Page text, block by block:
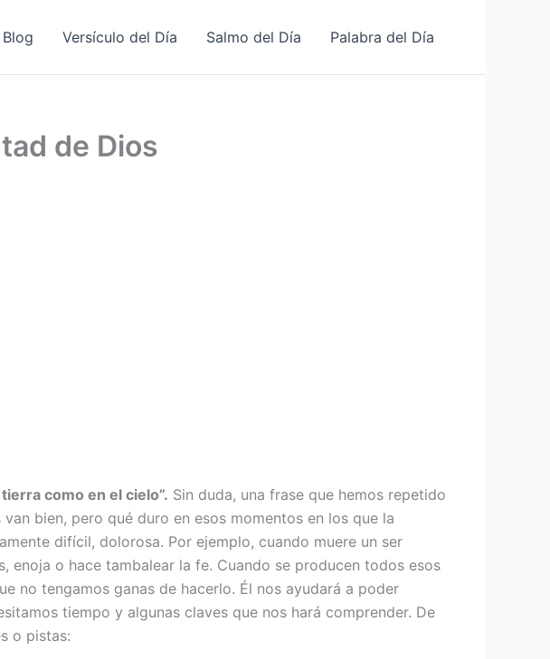
Blog Versículo del Día Salmo del Día Palabra del Día
de Dios
como en el cielo”. Sin duda, una frase que hemos repetido
bien, pero qué duro en esos momentos en los que la
difícil, dolorosa. Por ejemplo, cuando muere un ser
enoja o hace tambalear la fe. Cuando se producen todos esos
no tengamos ganas de hacerlo. Él nos ayudará a poder
tiempo y algunas claves que nos hará comprender. De
o pistas: